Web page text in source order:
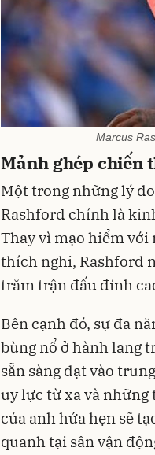
Marcus
Mảnh ghép chiến
Một trong những lý
Rashford chính là
Thay vì mạo hiểm
thích nghi, Rashford
trăm trận đấu đỉnh
Bên cạnh đó, sự đa
bùng nổ ở hành lang
sẵn sàng dạt vào
uy lực từ xa và
của anh hứa hẹn sẽ
quanh tại sân vận